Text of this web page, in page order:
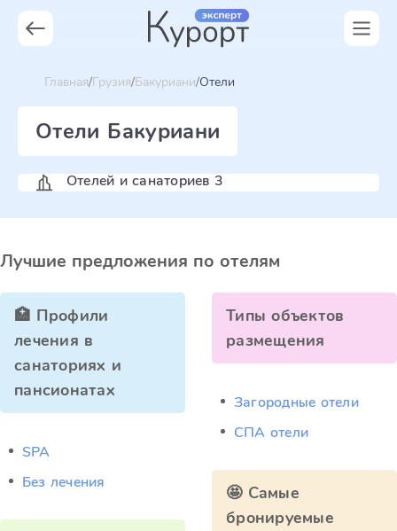
Главная Грузия Бакуриани Отели
Отели Бакуриани
Отелей и санаториев 3
Лучшие предложения по отелям
🏥 Профили
лечения в
санаториях и
пансионатах
SPA
Без лечения
Типы объектов
размещения
Загородные отели
СПА отели
🤩 Самые
бронируемые